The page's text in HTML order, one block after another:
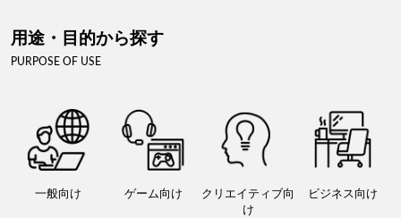
用途・目的から探す
PURPOSE OF USE
一般向け ゲーム向け
クリエイティブ向
け
ビジネス向け